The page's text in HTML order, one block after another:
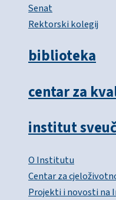
Senat
Rektorski kolegij
biblioteka
centar za
institut
O Institutu
Centar za
Projekti i novosti na